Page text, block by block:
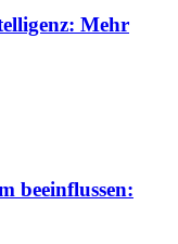
Mehr
beeinflussen: